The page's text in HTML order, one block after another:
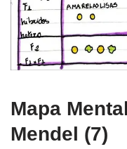
Mapa
Mendel (7)